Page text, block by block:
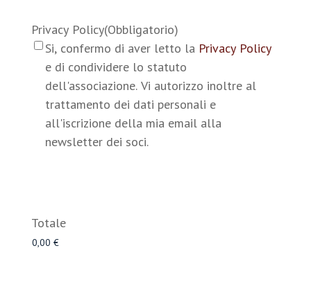
Privacy Policy(Obbligatorio)
Si, confermo di aver letto la Privacy Policy
e di condividere lo statuto
dell'associazione. Vi autorizzo inoltre al
trattamento dei dati personali e
all'iscrizione della mia email alla
newsletter dei soci.
Totale